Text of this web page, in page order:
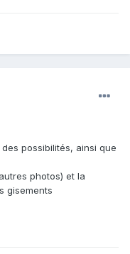
possibilités, ainsi que
photos) et la
gisements